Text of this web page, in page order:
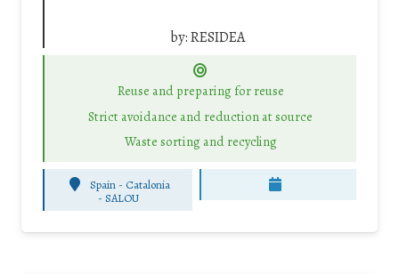
by:RESIDEA
Reuse and preparing for reuse
Strict avoidance and reduction at source
Waste sorting and recycling
Spain - Catalonia
- SALOU